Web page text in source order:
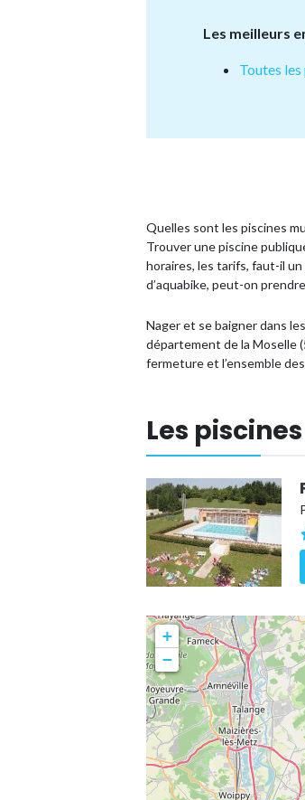
Les meilleurs
Toutes
Quelles sont les piscines
Trouver une piscine
horaires, les tarifs, faut-il un
d’aquabike, peut-on
Nager et se baigner dans
département de la Moselle
fermeture et l’ensemble
Les
+
−